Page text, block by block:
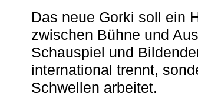
Das neue Gorki soll ein
zwischen Bühne und
Schauspiel und
international trennt,
Schwellen arbeitet.